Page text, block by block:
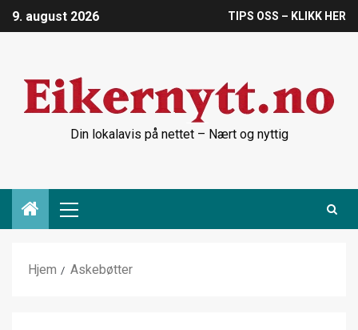
9. august 2026 TIPS OSS – KLIKK HER
Din lokalavis på nettet – Nært og nyttig
Hjem Askebøtter